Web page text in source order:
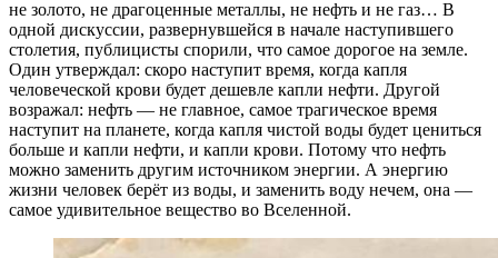
не золото, не драгоценные металлы, не нефть и не газ… В
одной дискуссии, развернувшейся в начале на­ступившего
столетия, публицисты спорили, что самое дорогое на земле.
Один утверждал: скоро наступит вре­мя, когда капля
человеческой крови будет дешевле кап­ли нефти. Другой
возражал: нефть — не главное, самое трагическое время
наступит на планете, когда капля чистой воды будет цениться
больше и капли нефти, и капли крови. Потому что нефть
можно заменить другим источником энергии. А энергию
жизни человек берёт из воды, и заменить воду нечем, она —
самое удивительное вещество во Вселенной.